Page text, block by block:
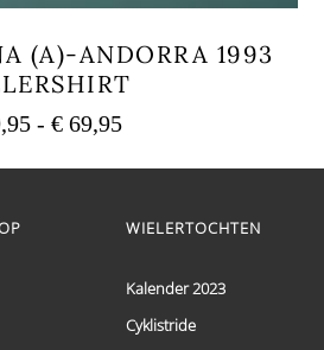
(A)-ANDORRA 1993
- €69,95Prijsklasse:
tot
WIELERTOCHTEN
Kalender 2023
Cyklistride